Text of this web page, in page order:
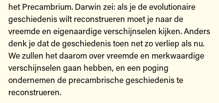
het Precambrium. Darwin zei: als je de evolutionaire
geschiedenis wilt reconstrueren moet je naar de
vreemde en eigenaardige verschijnselen kijken. Anders
denk je dat de geschiedenis toen net zo verliep als nu.
We zullen het daarom over vreemde en merkwaardige
verschijnselen gaan hebben, en een poging
ondernemen de precambrische geschiedenis te
reconstrueren.